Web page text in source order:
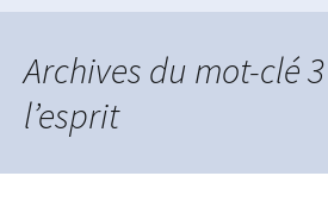
Archives du mot-clé
l’esprit